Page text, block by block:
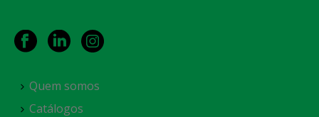
Quem somos
Catálogos